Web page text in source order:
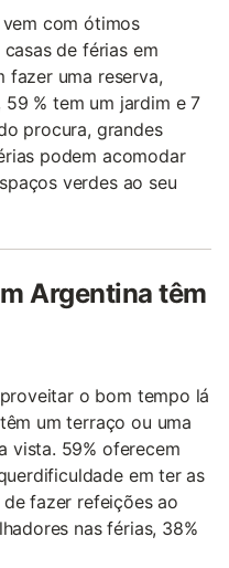
com ótimos
de férias em
fazer uma reserva,
% tem um jardim e 7
procura, grandes
podem acomodar
verdes ao seu
Argentina têm
o bom tempo lá
um terraço ou uma
vista. 59% oferecem
em ter as
fazer refeições ao
nas férias, 38%